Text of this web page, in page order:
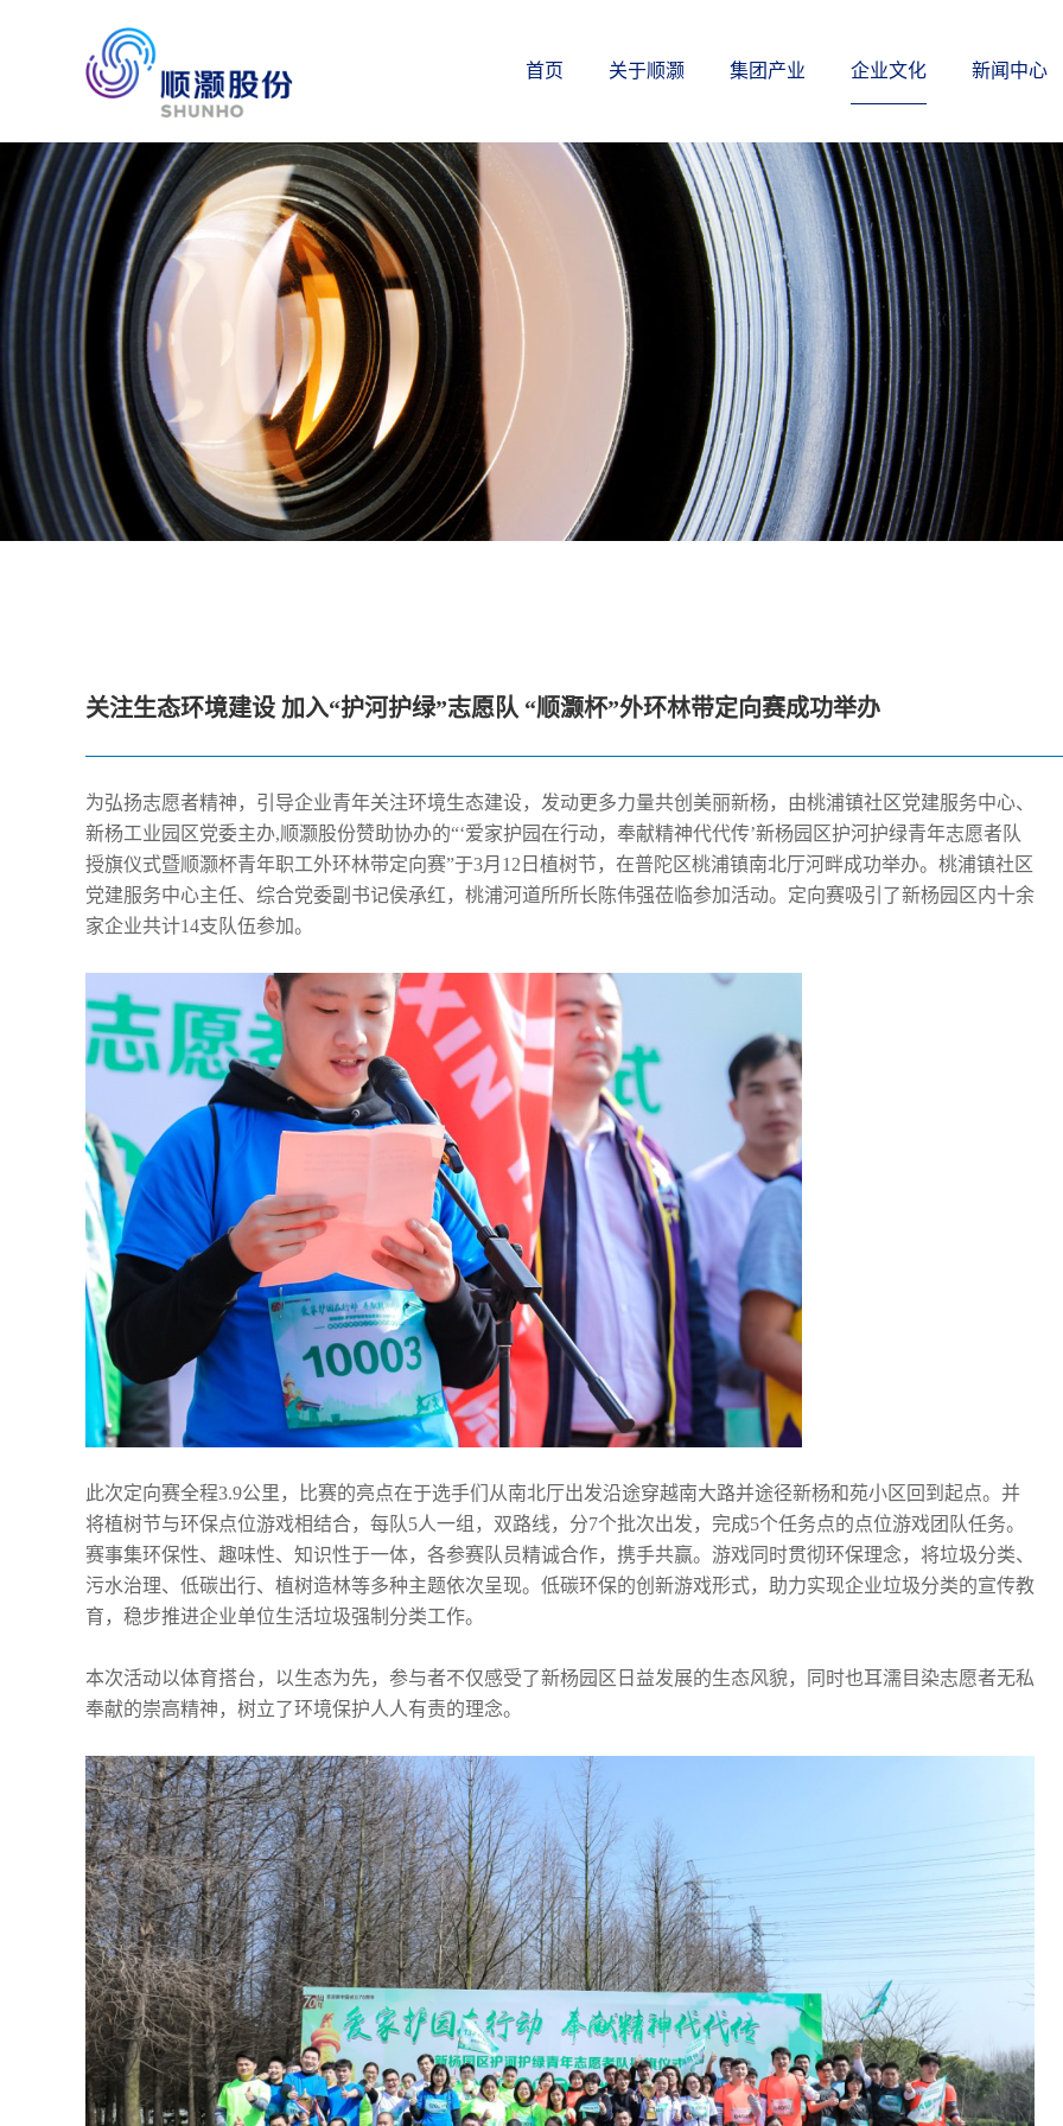
首页 关于顺灏 集团产业 企业文化 新闻中心
关注生态环境建设 加入“护河护绿”志愿队 “顺灏杯”外环林带定向赛成功举办
为弘扬志愿者精神，引导企业青年关注环境生态建设，发动更多力量共创美丽新杨，由桃浦镇社区党建服务中心、
新杨工业园区党委主办,顺灏股份赞助协办的“‘爱家护园在行动，奉献精神代代传’新杨园区护河护绿青年志愿者队
授旗仪式暨顺灏杯青年职工外环林带定向赛”于3月12日植树节，在普陀区桃浦镇南北厅河畔成功举办。桃浦镇社区
党建服务中心主任、综合党委副书记侯承红，桃浦河道所所长陈伟强莅临参加活动。定向赛吸引了新杨园区内十余
家企业共计14支队伍参加。
此次定向赛全程3.9公里，比赛的亮点在于选手们从南北厅出发沿途穿越南大路并途径新杨和苑小区回到起点。并
将植树节与环保点位游戏相结合，每队5人一组，双路线，分7个批次出发，完成5个任务点的点位游戏团队任务。
赛事集环保性、趣味性、知识性于一体，各参赛队员精诚合作，携手共赢。游戏同时贯彻环保理念，将垃圾分类、
污水治理、低碳出行、植树造林等多种主题依次呈现。低碳环保的创新游戏形式，助力实现企业垃圾分类的宣传教
育，稳步推进企业单位生活垃圾强制分类工作。
本次活动以体育搭台，以生态为先，参与者不仅感受了新杨园区日益发展的生态风貌，同时也耳濡目染志愿者无私
奉献的崇高精神，树立了环境保护人人有责的理念。